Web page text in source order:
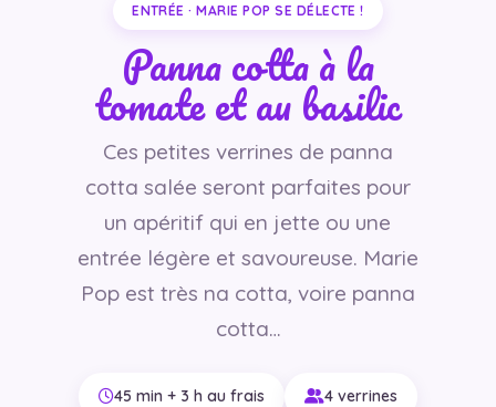
ENTRÉE · MARIE POP SE DÉLECTE !
Panna cotta à la
tomate et au basilic
Ces petites verrines de panna
cotta salée seront parfaites pour
un apéritif qui en jette ou une
entrée légère et savoureuse. Marie
Pop est très na cotta, voire panna
cotta…
45 min + 3 h au frais 4 verrines